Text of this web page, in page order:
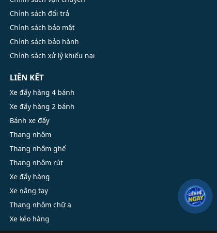
Chính sách đổi trả
Chính sách bảo mật
Chính sách bảo hành
Chính sách xử lý khiếu nại
LIÊN KẾT
Xe đẩy hàng 4 bánh
Xe đẩy hàng 2 bánh
Bánh xe đẩy
Thang nhôm
Thang nhôm ghế
Thang nhôm rút
Xe đẩy hàng
Xe nâng tay
Thang nhôm chữ a
Xe kéo hàng